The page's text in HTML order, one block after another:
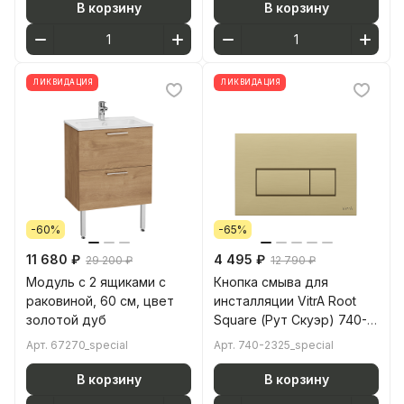
санитарный фарфор
антибактериальное
покрытие Hygiene
В корзину В корзину
ЛИКВИДАЦИЯ
-60%
11 680 ₽ 29 200 ₽
Модуль с 2 ящиками с
раковиной, 60 см, цвет
золотой дуб
Арт. 67270_special
В корзину
ЛИКВИДАЦИЯ
-65%
4 495 ₽ 12 790 ₽
Кнопка смыва для
инсталляции VitrA Root
Square (Рут Скуэр) 740-
2325 брашированное
Арт. 740-2325_special
В корзину